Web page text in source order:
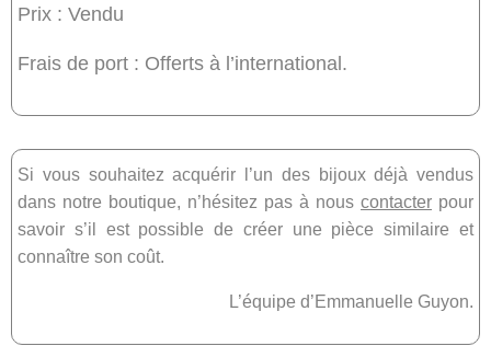
Prix : Vendu
Frais de port : Offerts à l’international.
Si vous souhaitez acquérir l’un des bijoux déjà vendus
dans notre boutique, n’hésitez pas à nous contacter pour
savoir s’il est possible de créer une pièce similaire et
connaître son coût.
L’équipe d’Emmanuelle Guyon.